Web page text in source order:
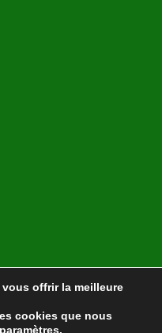
offrir la meilleure
cookies que nous
paramètres.